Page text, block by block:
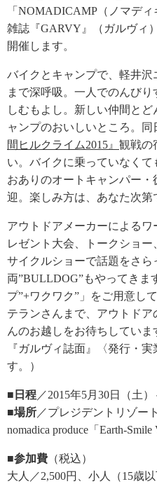
「NOMADICAMP（ノマデ
雑誌『GARVY』（ガルヴィ
開催します。
バイクとキャンプで、軽井沢
まで深呼吸。一人でのんび
しむもよし。新しい仲間と
ャンプのおいしいところ。
間ヒルクライム2015』 観戦の
い。バイクに乗っていなく
おありのオートキャンパー
迎。楽しみ方は、あなた次
アウトドアメーカーによる
レゼント大会、トークショ
サイクルショーで話題をさ
両”BULLDOG”もやってきま
プ”+ワクワク”」をご用意し
テランさんまで、アウトド
んのお越しをお待ちしてい
『ガルヴィ誌面』〈発行・
す。）
■日程 ／2015年5月30日（土
■場所 ／プレジデントリゾー
nomadica produce「Earth-Smile
■参加費 （税込）
大人／2,500円、小人（15歳